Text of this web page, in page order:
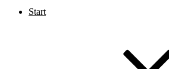
Start